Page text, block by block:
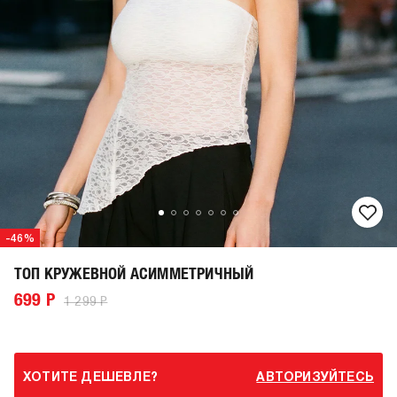
-46%
ТОП КРУЖЕВНОЙ АСИММЕТРИЧНЫЙ
699 Р 1 299 Р
ХОТИТЕ ДЕШЕВЛЕ? АВТОРИЗУЙТЕСЬ